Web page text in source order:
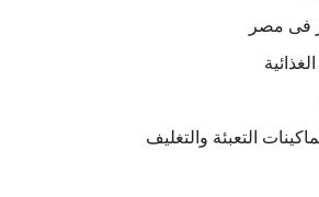
فى مصر
التعبئة والتغليف